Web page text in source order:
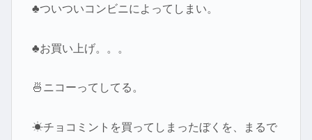
♣ついついコンビニによってしまい。
♣お買い上げ。。。
🍜ニコーってしてる。
☀チョコミントを買ってしまったぼくを、まるで